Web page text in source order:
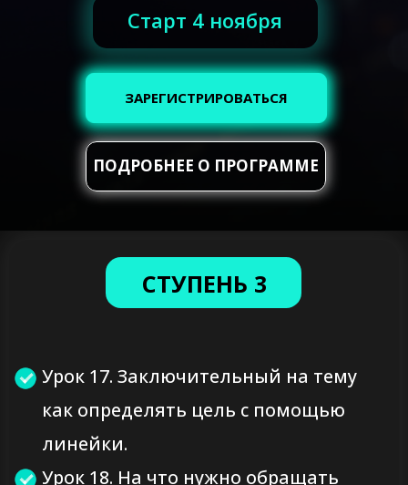
ПОДРОБНЕЕ О ПРОГРАММЕ
ЗАРЕГИСТРИРОВАТЬСЯ
Старт 4 ноября
Урок 17. Заключительный на тему
как определять цель с помощью
Урок 18. На что нужно обращать
внимание во время анализа по тс и
как более точно определить твх.
Урок 19. Проявление и
Урок 20. Частые ошибки и как от
них избавится.
Урок 22. Формулировка и
расшифровка термина "подушки"
покупателя и продавца.